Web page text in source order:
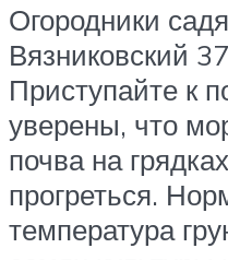
Огородники
Вязниковский
Приступайте к
уверены, что
почва на
прогреться.
температура